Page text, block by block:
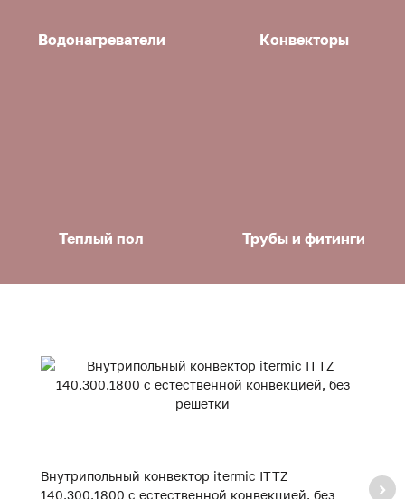
Водонагреватели Конвекторы
Теплый пол Трубы и фитинги
Внутрипольный конвектор itermic ITTZ
140.300.1800 с естественной конвекцией, без